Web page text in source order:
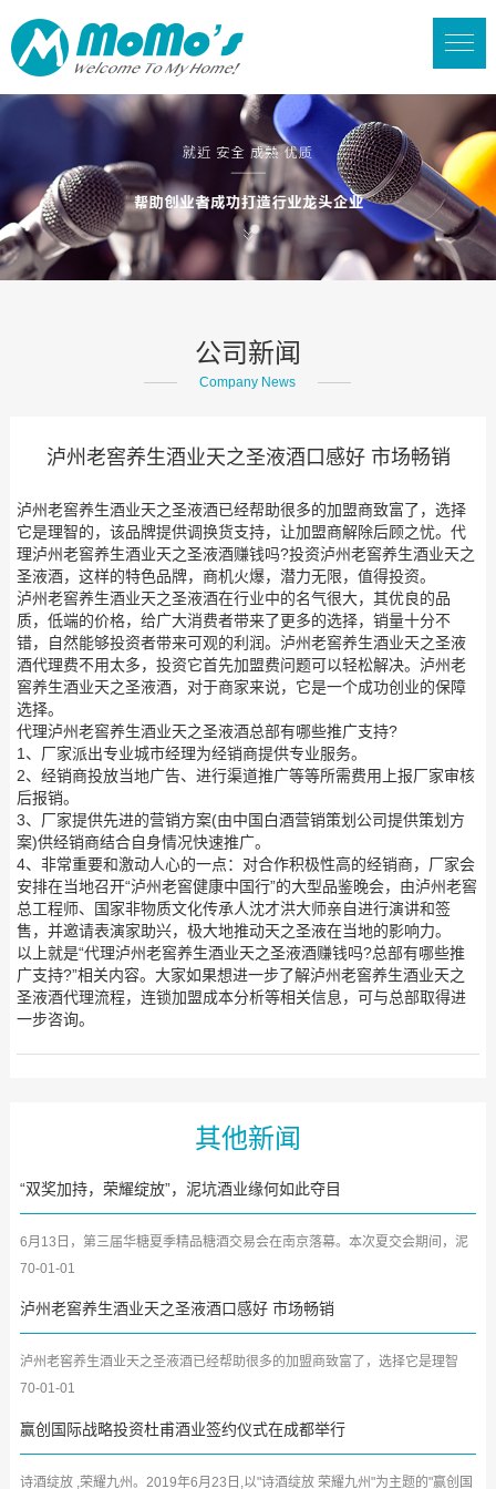
公司新闻
Company News
泸州老窖养生酒业天之圣液酒口感好 市场畅销
泸州老窖养生酒业天之圣液酒已经帮助很多的加盟商致富了，选择
它是理智的，该品牌提供调换货支持，让加盟商解除后顾之忧。代
理泸州老窖养生酒业天之圣液酒赚钱吗?投资泸州老窖养生酒业天之
圣液酒，这样的特色品牌，商机火爆，潜力无限，值得投资。
泸州老窖养生酒业天之圣液酒在行业中的名气很大，其优良的品
质，低端的价格，给广大消费者带来了更多的选择，销量十分不
错，自然能够投资者带来可观的利润。泸州老窖养生酒业天之圣液
酒代理费不用太多，投资它首先加盟费问题可以轻松解决。泸州老
窖养生酒业天之圣液酒，对于商家来说，它是一个成功创业的保障
选择。
代理泸州老窖养生酒业天之圣液酒总部有哪些推广支持?
1、厂家派出专业城市经理为经销商提供专业服务。
2、经销商投放当地广告、进行渠道推广等等所需费用上报厂家审核
后报销。
3、厂家提供先进的营销方案(由中国白酒营销策划公司提供策划方
案)供经销商结合自身情况快速推广。
4、非常重要和激动人心的一点：对合作积极性高的经销商，厂家会
安排在当地召开“泸州老窖健康中国行”的大型品鉴晚会，由泸州老窖
总工程师、国家非物质文化传承人沈才洪大师亲自进行演讲和签
售，并邀请表演家助兴，极大地推动天之圣液在当地的影响力。
以上就是“代理泸州老窖养生酒业天之圣液酒赚钱吗?总部有哪些推
广支持?”相关内容。大家如果想进一步了解泸州老窖养生酒业天之
圣液酒代理流程，连锁加盟成本分析等相关信息，可与总部取得进
一步咨询。
其他新闻
“双奖加持，荣耀绽放”，泥坑酒业缘何如此夺目
6月13日，第三届华糖夏季精品糖酒交易会在南京落幕。本次夏交会期间，泥
坑酒业不仅高调参展，充分...
70-01-01
泸州老窖养生酒业天之圣液酒口感好 市场畅销
泸州老窖养生酒业天之圣液酒已经帮助很多的加盟商致富了，选择它是理智
的，该品牌提供调换货支持...
70-01-01
赢创国际战略投资杜甫酒业签约仪式在成都举行
诗酒绽放 ,荣耀九州。2019年6月23日,以"诗酒绽放 荣耀九州"为主题的"赢创国